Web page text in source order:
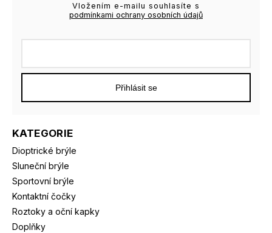
KATEGORIE
Dioptrické brýle
Sluneční brýle
Sportovní brýle
Kontaktní čočky
Roztoky a oční kapky
Doplňky
Vložením e-mailu souhlasíte s
podmínkami ochrany osobních údajů
Přihlásit se